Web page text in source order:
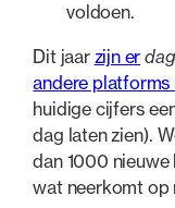
voldoen.
Dit jaar zijn er
andere
huidige cijfers
dag laten zien).
dan 1000
wat neerkomt op